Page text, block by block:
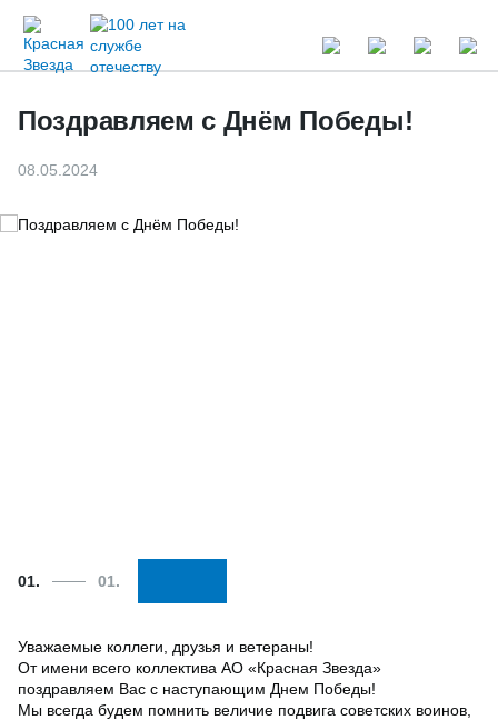
Поздравляем с Днём Победы!
08.05.2024
01. 01.
Уважаемые коллеги, друзья и ветераны!
От имени всего коллектива АО «Красная Звезда»
поздравляем Вас с наступающим Днем Победы!
Мы всегда будем помнить величие подвига советских воинов,